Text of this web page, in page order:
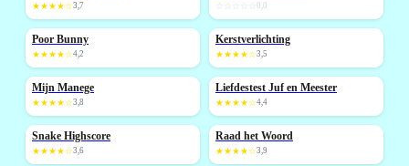
★★★★☆3,7 0,0
NIEUW
Poor Bunny
★★★★☆4,2
Kerstverlichting
★★★★☆3,5
Mijn Manege
★★★★☆3,8
NIEUW
Liefdestest Juf en Meester
★★★★☆4,4
NIEUW
Snake Highscore
★★★★☆3,6
Raad het Woord
★★★★☆3,9